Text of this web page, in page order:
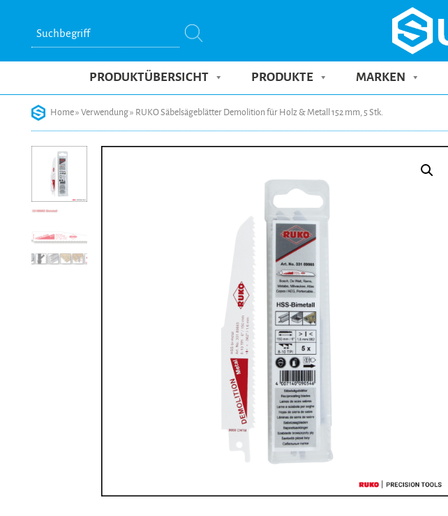
content
Suchbegriff
PRODUKTÜBERSICHT PRODUKTE MARKEN
Home» Verwendung» RUKO Säbelsägeblätter Demolition für Holz & Metall 152 mm, 5 Stk.